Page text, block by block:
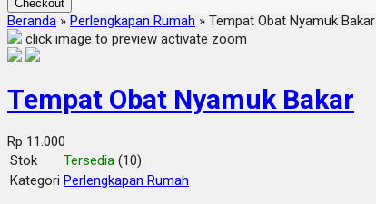
Checkout
Beranda » Perlengkapan Rumah » Tempat Obat Nyamuk Bakar
click image to preview activate zoom
Tempat Obat Nyamuk Bakar
Rp 11.000
Stok
Tersedia (10)
Kategori Perlengkapan Rumah